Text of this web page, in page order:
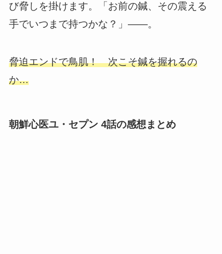
び脅しを掛けます。「お前の鍼、その震える
手でいつまで持つかな？」――。
脅迫エンドで鳥肌！ 次こそ鍼を握れるの
か…
朝鮮心医ユ・セプン 4話の感想まとめ